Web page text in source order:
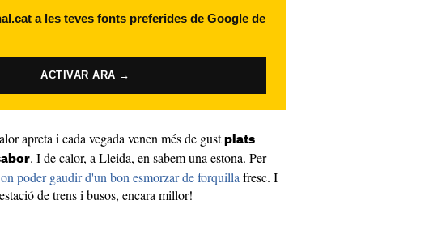
a les teves fonts preferides de Google de
ACTIVAR ARA →
apreta i cada vegada venen més de gust plats
. I de calor, a Lleida, en sabem una estona. Per
poder gaudir d'un bon esmorzar de forquilla fresc. I
de trens i busos, encara millor!